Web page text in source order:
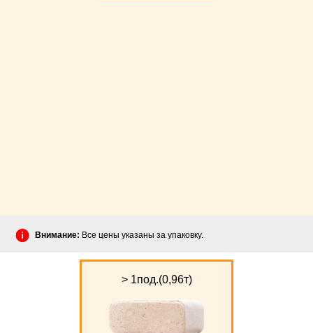
Внимание: Все цены указаны за упаковку.
> 1под.(0,96т)